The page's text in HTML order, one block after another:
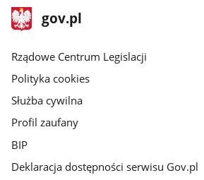
stopka
gov.plStrona
gov.pl
Rządowe Centrum Legislacji
Polityka cookies
Służba cywilna
Profil zaufany
BIP
Deklaracja dostępności serwisu Gov.pl